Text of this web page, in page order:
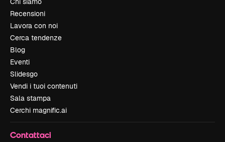
Recensioni
Lavora con noi
Cerca tendenze
Blog
Eventi
Slidesgo
Vendi i tuoi contenuti
Sala stampa
Cerchi magnific.ai
Contattaci